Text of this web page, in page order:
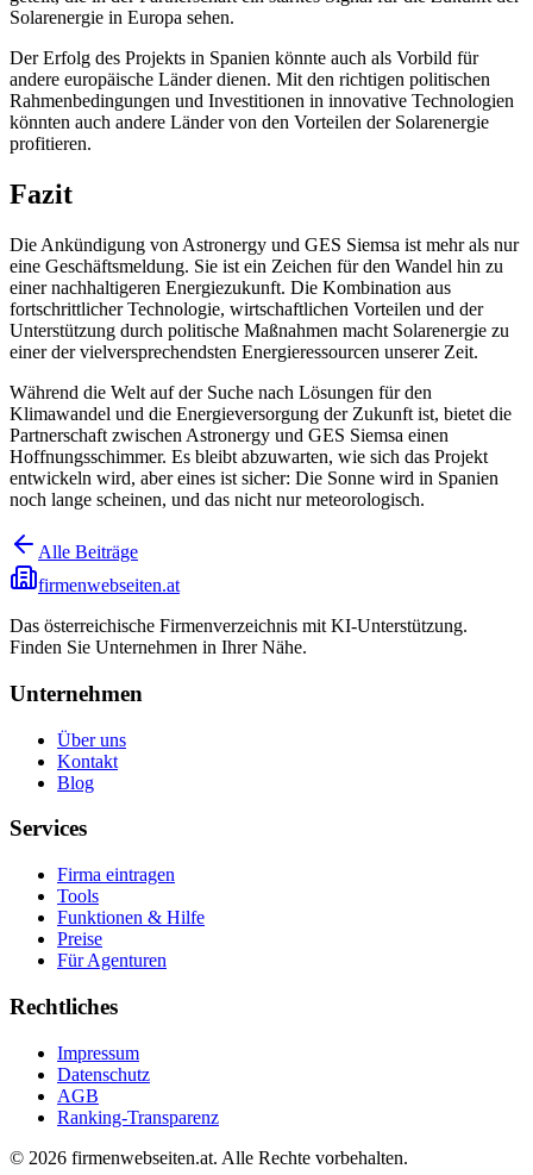
Solarenergie in Europa sehen.
Der Erfolg des Projekts in Spanien könnte auch als Vorbild für
andere europäische Länder dienen. Mit den richtigen politischen
Rahmenbedingungen und Investitionen in innovative Technologien
könnten auch andere Länder von den Vorteilen der Solarenergie
profitieren.
Fazit
Die Ankündigung von Astronergy und GES Siemsa ist mehr als nur
eine Geschäftsmeldung. Sie ist ein Zeichen für den Wandel hin zu
einer nachhaltigeren Energiezukunft. Die Kombination aus
fortschrittlicher Technologie, wirtschaftlichen Vorteilen und der
Unterstützung durch politische Maßnahmen macht Solarenergie zu
einer der vielversprechendsten Energieressourcen unserer Zeit.
Während die Welt auf der Suche nach Lösungen für den
Klimawandel und die Energieversorgung der Zukunft ist, bietet die
Partnerschaft zwischen Astronergy und GES Siemsa einen
Hoffnungsschimmer. Es bleibt abzuwarten, wie sich das Projekt
entwickeln wird, aber eines ist sicher: Die Sonne wird in Spanien
noch lange scheinen, und das nicht nur meteorologisch.
Alle Beiträge
firmenwebseiten.at
Das österreichische Firmenverzeichnis mit KI-Unterstützung.
Finden Sie Unternehmen in Ihrer Nähe.
Unternehmen
Über uns
Kontakt
Blog
Services
Firma eintragen
Tools
Funktionen & Hilfe
Preise
Für Agenturen
Rechtliches
Impressum
Datenschutz
AGB
Ranking-Transparenz
© 2026 firmenwebseiten.at. Alle Rechte vorbehalten.